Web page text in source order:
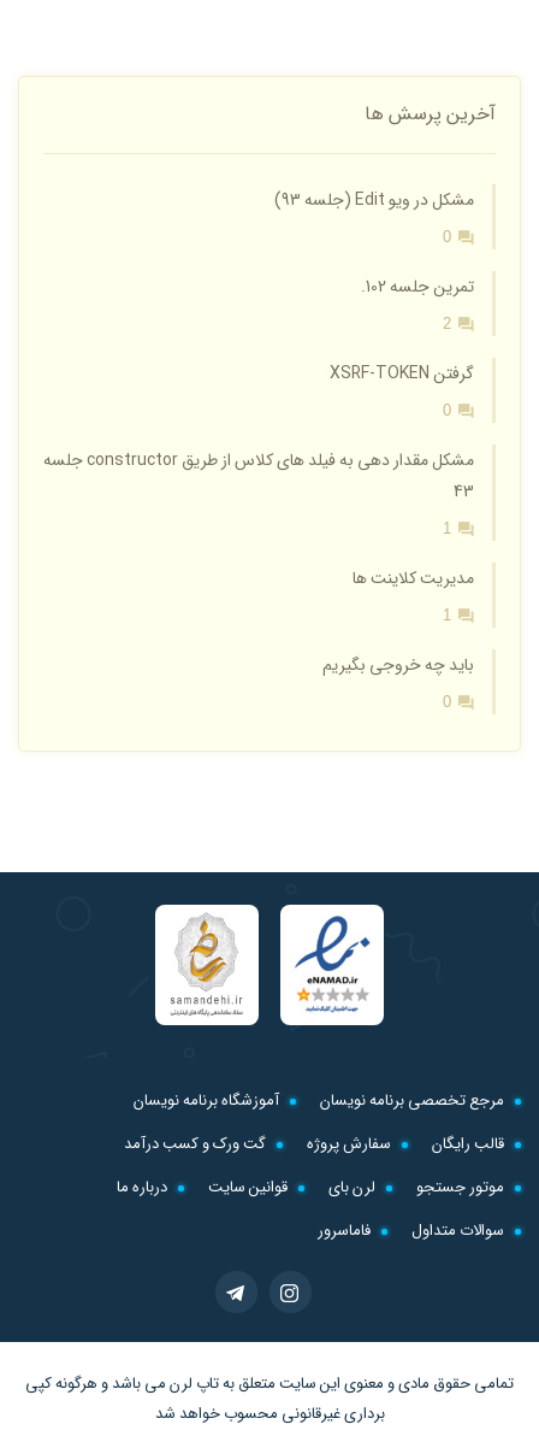
آخرین پرسش ها
مشکل در ویو Edit (جلسه 93)
0
تمرین جلسه 102.
2
گرفتن XSRF-TOKEN
0
مشکل مقدار دهی به فیلد های کلاس از طریق constructor جلسه
43
1
مدیریت کلاینت ها
1
باید چه خروجی بگیریم
0
مرجع تخصصی برنامه نویسان
آموزشگاه برنامه نویسان
قالب رایگان
سفارش پروژه
گت ورک و کسب درآمد
موتور جستجو
لرن بای قوانین سایت
درباره ما
سوالات متداول
فاماسرور
تمامی حقوق مادی و معنوی این سایت متعلق بهتاپ لرنمی باشد و هرگونه کپی
برداری غیرقانونی محسوب خواهد شد